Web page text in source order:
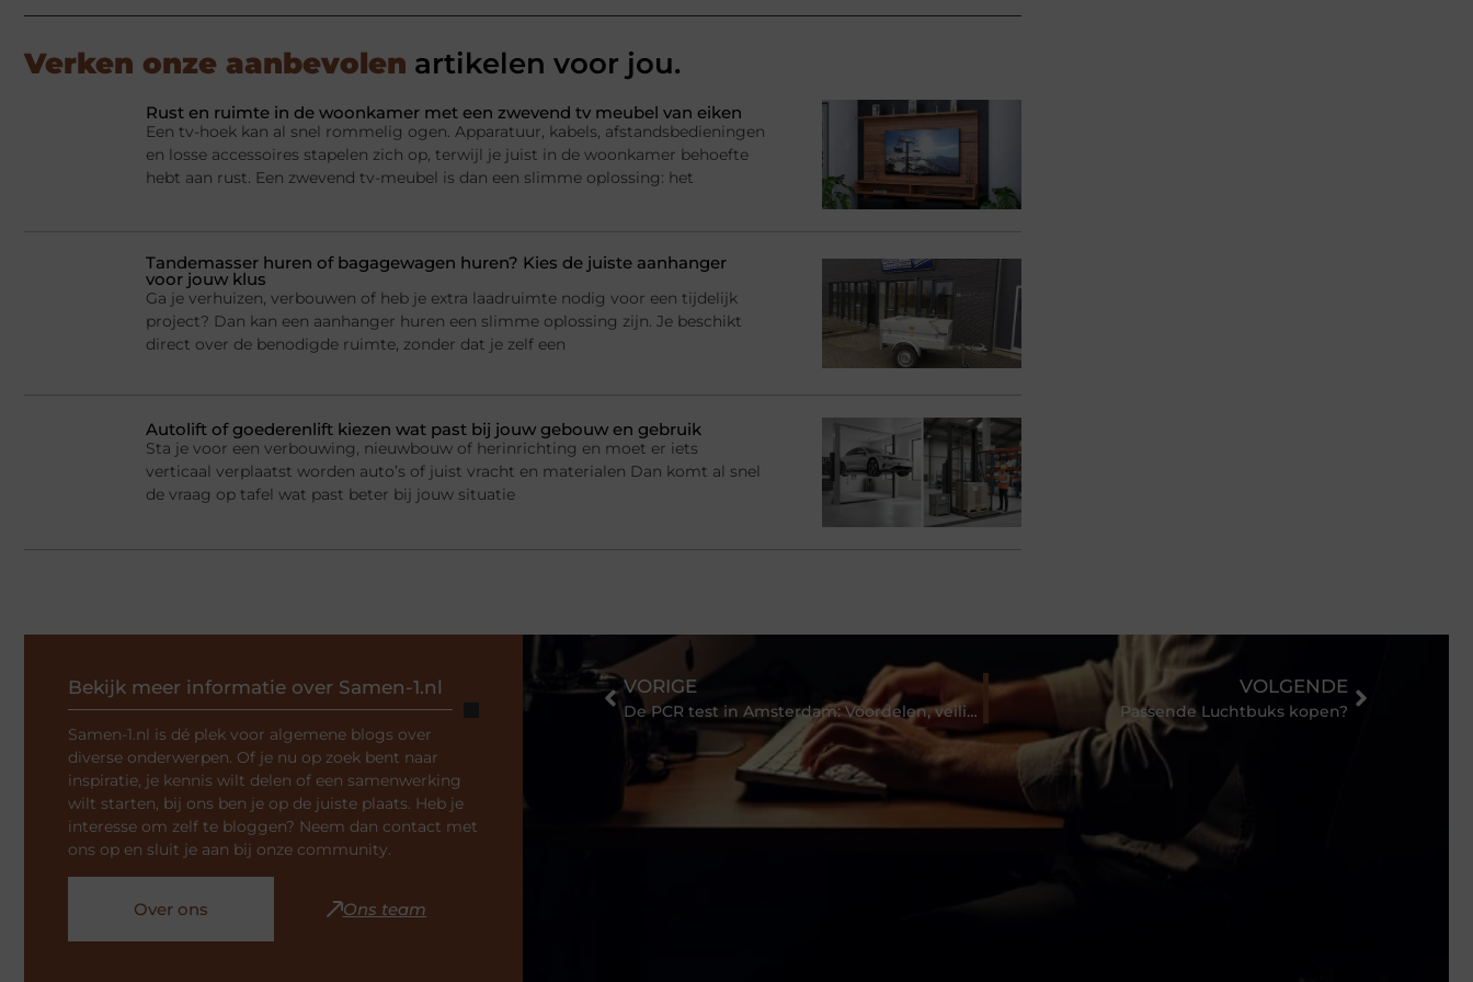
Verken onze aanbevolen artikelen voor jou.
Rust en ruimte in de woonkamer met een zwevend tv meubel van eiken
Een tv-hoek kan al snel rommelig ogen. Apparatuur, kabels, afstandsbedieningen
en losse accessoires stapelen zich op, terwijl je juist in de woonkamer behoefte
hebt aan rust. Een zwevend tv-meubel is dan een slimme oplossing: het
Tandemasser huren of bagagewagen huren? Kies de juiste aanhanger
voor jouw klus
Ga je verhuizen, verbouwen of heb je extra laadruimte nodig voor een tijdelijk
project? Dan kan een aanhanger huren een slimme oplossing zijn. Je beschikt
direct over de benodigde ruimte, zonder dat je zelf een
Autolift of goederenlift kiezen wat past bij jouw gebouw en gebruik
Sta je voor een verbouwing, nieuwbouw of herinrichting en moet er iets
verticaal verplaatst worden auto’s of juist vracht en materialen Dan komt al snel
de vraag op tafel wat past beter bij jouw situatie
Bekijk meer informatie over Samen-1.nl
Samen-1.nl is dé plek voor algemene blogs over
diverse onderwerpen. Of je nu op zoek bent naar
inspiratie, je kennis wilt delen of een samenwerking
wilt starten, bij ons ben je op de juiste plaats. Heb je
interesse om zelf te bloggen? Neem dan contact met
ons op en sluit je aan bij onze community.
Over ons Ons team
VORIGE
De PCR test in Amsterdam: Voordelen, veiligheidstips en meer
VOLGENDE
Passende Luchtbuks kopen?